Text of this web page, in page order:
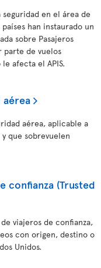
en el área de
han instaurado un
sobre Pasajeros
parte de vuelos
afecta el APIS.
aérea
aérea, aplicable a
que sobrevuelen
confianza (Trusted
viajeros de confianza,
con origen, destino o
Unidos.